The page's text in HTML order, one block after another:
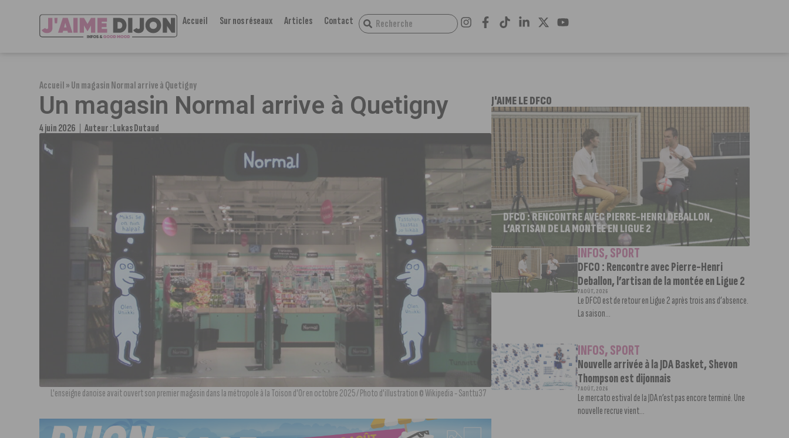
Accueil Sur nos réseaux Articles Contact
Accueil»Un magasin Normal arrive à Quetigny
Un magasin Normal arrive à Quetigny
4 juin 2026 Auteur :Lukas Dutaud
L'enseigne danoise avait ouvert son premier magasin dans la métropole à la Toison d'Or en octobre 2025 / Photo d'illustration © Wikipedia - Santtu37
J'AIME LE DFCO
DFCO : RENCONTRE AVEC PIERRE-HENRI DEBALLON,
L’ARTISAN DE LA MONTÉE EN LIGUE 2
INFOS,SPORT
DFCO : Rencontre avec Pierre-Henri
Deballon, l’artisan de la montée en Ligue 2
7 AOÛT, 2026
Le DFCO est de retour en Ligue 2 après trois ans d’absence.
La saison...
INFOS,SPORT
Nouvelle arrivée à la JDA Basket, Shevon
Thompson est dijonnais
7 AOÛT, 2026
Le mercato estival de la JDA n’est pas encore terminé. Une
nouvelle recrue vient...